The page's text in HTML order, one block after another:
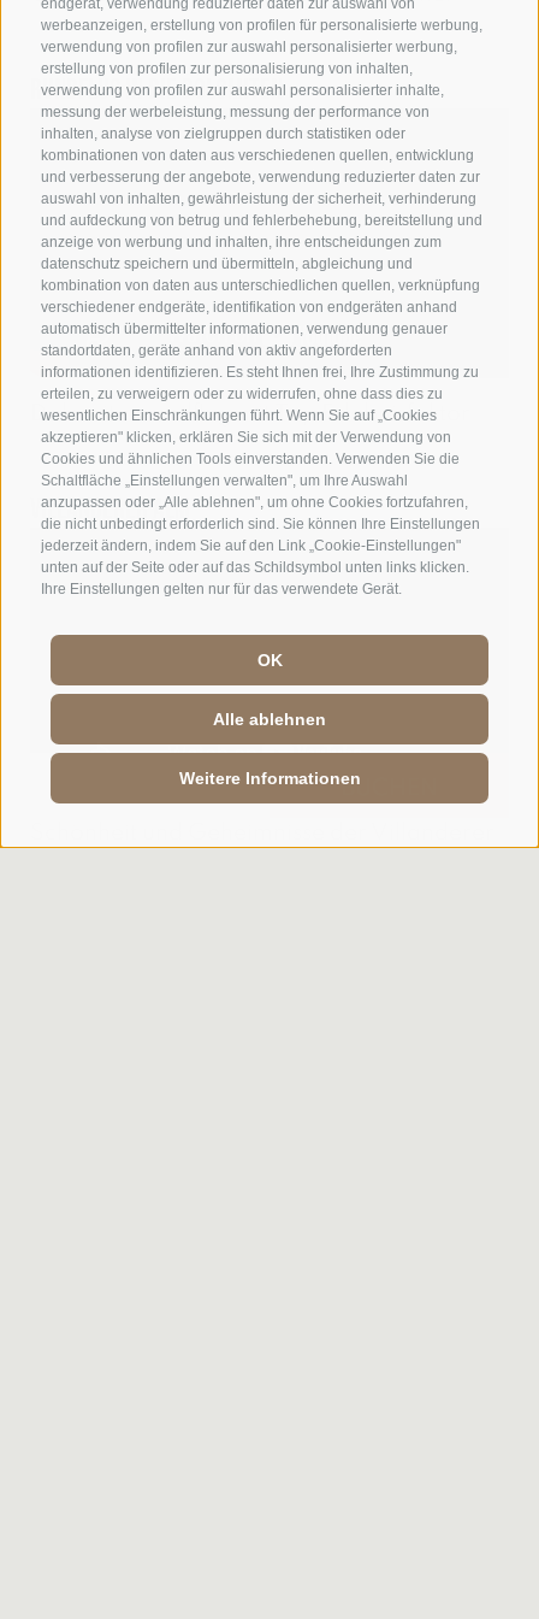
endgerät, verwendung reduzierter daten zur auswahl von
werbeanzeigen, erstellung von profilen für personalisierte werbung,
verwendung von profilen zur auswahl personalisierter werbung,
erstellung von profilen zur personalisierung von inhalten,
verwendung von profilen zur auswahl personalisierter inhalte,
messung der werbeleistung, messung der performance von
inhalten, analyse von zielgruppen durch statistiken oder
kombinationen von daten aus verschiedenen quellen, entwicklung
und verbesserung der angebote, verwendung reduzierter daten zur
auswahl von inhalten, gewährleistung der sicherheit, verhinderung
und aufdeckung von betrug und fehlerbehebung, bereitstellung und
anzeige von werbung und inhalten, ihre entscheidungen zum
datenschutz speichern und übermitteln, abgleichung und
kombination von daten aus unterschiedlichen quellen, verknüpfung
verschiedener endgeräte, identifikation von endgeräten anhand
automatisch übermittelter informationen, verwendung genauer
standortdaten, geräte anhand von aktiv angeforderten
informationen identifizieren. Es steht Ihnen frei, Ihre Zustimmung zu
erteilen, zu verweigern oder zu widerrufen, ohne dass dies zu
wesentlichen Einschränkungen führt. Wenn Sie auf „Cookies
akzeptieren" klicken, erklären Sie sich mit der Verwendung von
Cookies und ähnlichen Tools einverstanden. Verwenden Sie die
Schaltfläche „Einstellungen verwalten", um Ihre Auswahl
anzupassen oder „Alle ablehnen", um ohne Cookies fortzufahren,
die nicht unbedingt erforderlich sind. Sie können Ihre Einstellungen
jederzeit ändern, indem Sie auf den Link „Cookie-Einstellungen"
unten auf der Seite oder auf das Schildsymbol unten links klicken.
Ihre Einstellungen gelten nur für das verwendete Gerät.
OK
Alle ablehnen
Weitere Informationen
ANFRAGE BUCHEN
Rundflug in die Dolomiten
Dolomitenrundflug mit Top Erlebnisfaktor
Villanderer Alm